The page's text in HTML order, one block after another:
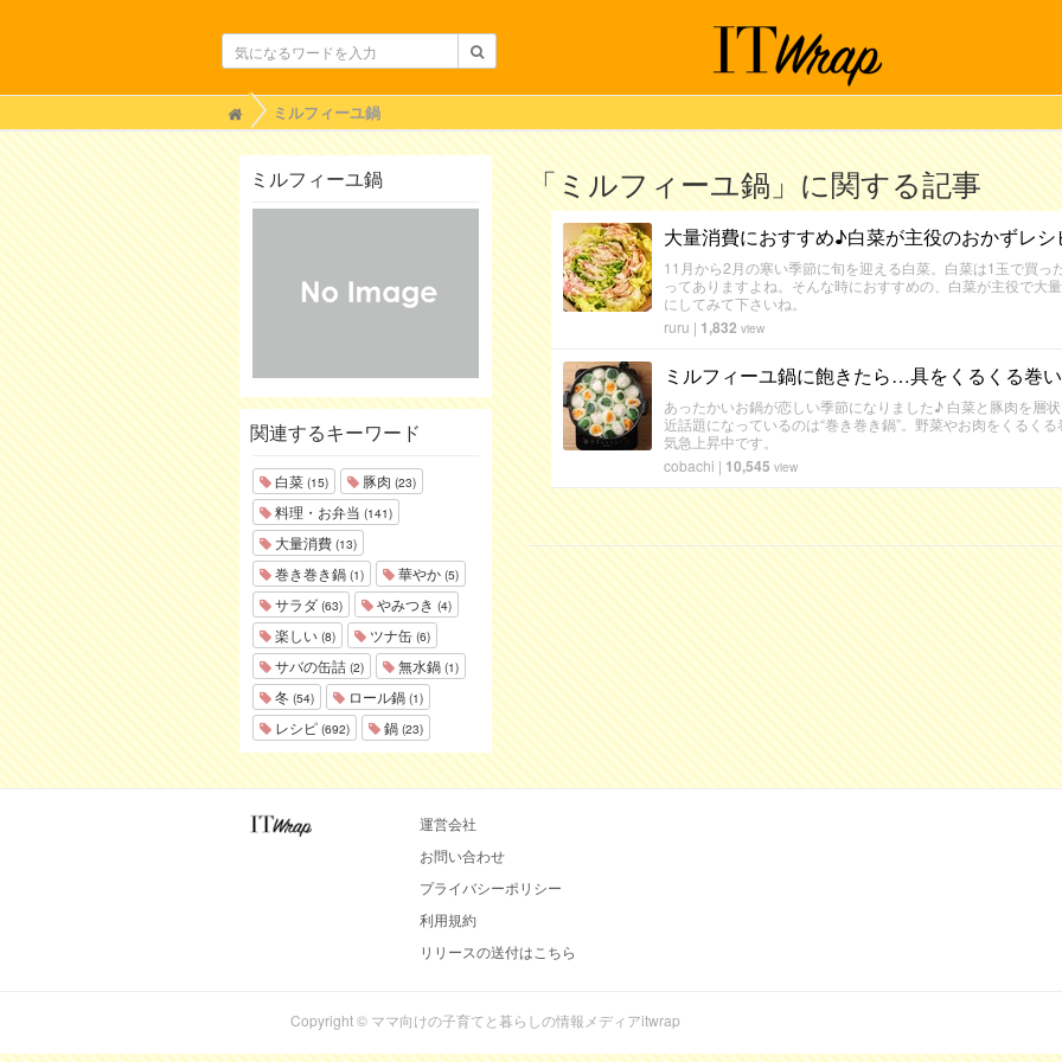
H
o
m
ミルフィーユ鍋
ミルフィーユ鍋
関連するキーワード
白菜 (15) 豚肉 (23)
料理・お弁当 (141)
大量消費 (13)
巻き巻き鍋 (1) 華やか (5)
サラダ (63) やみつき (4)
楽しい (8) ツナ缶 (6)
サバの缶詰 (2) 無水鍋 (1)
冬 (54) ロール鍋 (1)
レシピ (692) 鍋 (23)
「ミルフィーユ鍋」に関する記事
大量消費におすすめ♪白菜が主役のおかずレシ
11月から2月の寒い季節に旬を迎える白菜。白菜は1玉で買
ってありますよね。そんな時におすすめの、白菜が主役で大
にしてみて下さいね。
ruru | 1,832 view
ミルフィーユ鍋に飽きたら…具をくるくる巻
あったかいお鍋が恋しい季節になりました♪ 白菜と豚肉を層
近話題になっているのは“巻き巻き鍋”。野菜やお肉をくるく
気急上昇中です。
cobachi | 10,545 view
運営会社
お問い合わせ
プライバシーポリシー
利用規約
リリースの送付はこちら
Copyright © ママ向けの子育てと暮らしの情報メディアitwrap